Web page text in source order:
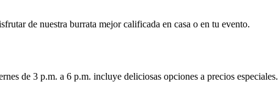
de nuestra burrata mejor calificada en casa o en tu evento.
de 3 p.m. a 6 p.m. incluye deliciosas opciones a precios especiales.